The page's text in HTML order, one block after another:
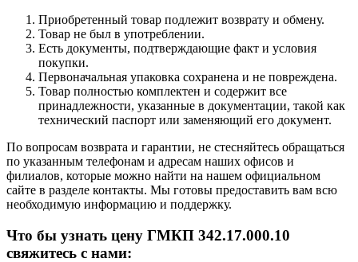
Приобретенный товар подлежит возврату и обмену.
Товар не был в употреблении.
Есть документы, подтверждающие факт и условия
покупки.
Первоначальная упаковка сохранена и не повреждена.
Товар полностью комплектен и содержит все
принадлежности, указанные в документации, такой как
технический паспорт или заменяющий его документ.
По вопросам возврата и гарантии, не стесняйтесь обращаться
по указанным телефонам и адресам наших офисов и
филиалов, которые можно найти на нашем официальном
сайте в разделе контакты. Мы готовы предоставить вам всю
необходимую информацию и поддержку.
Что бы узнать цену ГМКП 342.17.000.10
свяжитесь с нами: